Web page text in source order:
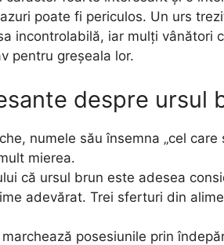
poate fi periculos. Un urs
incontrolabilă, iar mulți vânători
pentru greșeala lor.
despre ursul
numele său însemna „cel
mierea.
că ursul brun este adesea
adevărat. Trei sferturi din
posesiunile prin